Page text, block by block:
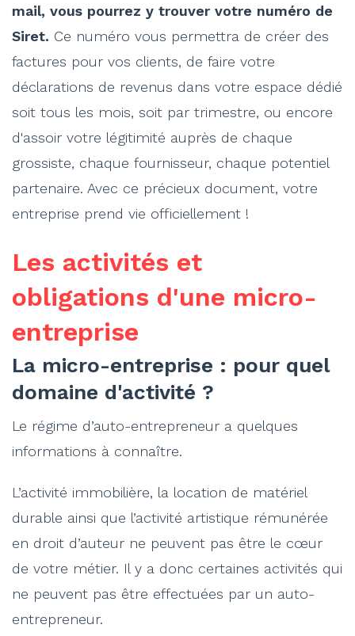
mail, vous pourrez y trouver votre numéro de
Siret. Ce numéro vous permettra de créer des
factures pour vos clients, de faire votre
déclarations de revenus dans votre espace dédié
soit tous les mois, soit par trimestre, ou encore
d'assoir votre légitimité auprès de chaque
grossiste, chaque fournisseur, chaque potentiel
partenaire. Avec ce précieux document, votre
entreprise prend vie officiellement !
Les activités et
obligations d'une micro-
entreprise
La micro-entreprise : pour quel
domaine d'activité ?
Le régime d’auto-entrepreneur a quelques
informations à connaître.
L’activité immobilière, la location de matériel
durable ainsi que l’activité artistique rémunérée
en droit d’auteur ne peuvent pas être le cœur
de votre métier. Il y a donc certaines activités qui
ne peuvent pas être effectuées par un auto-
entrepreneur.